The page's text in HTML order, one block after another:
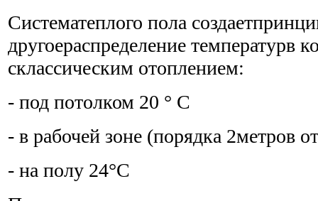
Систематеплого пола
другоераспределение температурв
склассическим отоплением:
- под потолком 20 ° С
- в рабочей зоне (порядка 2метров
- на полу 24°С